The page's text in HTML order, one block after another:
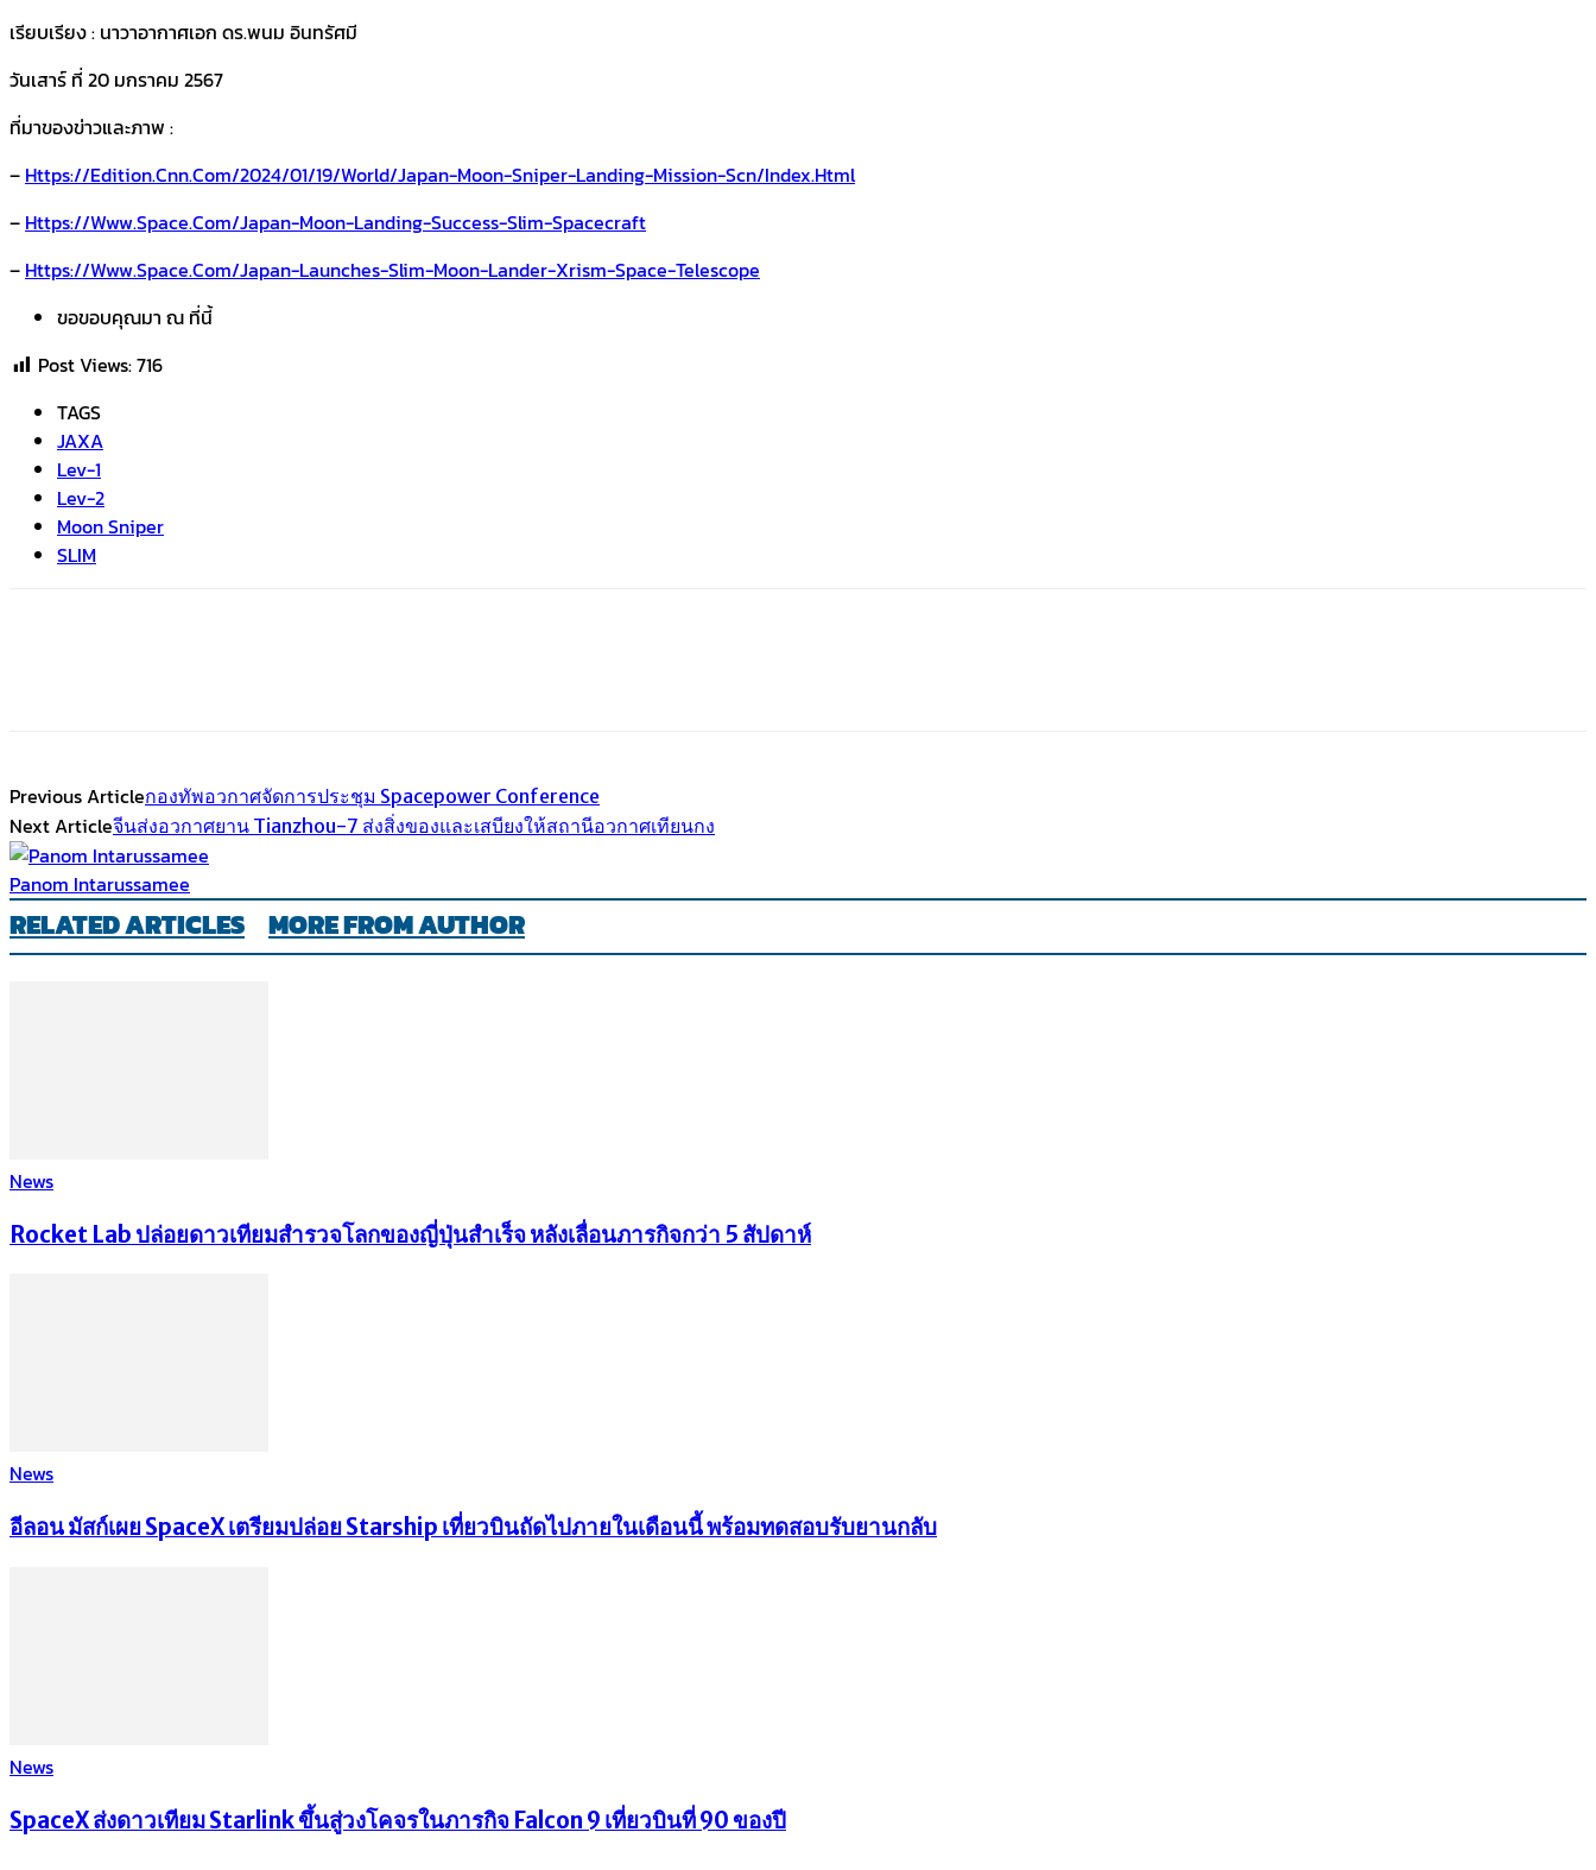
เรียบเรียง : นาวาอากาศเอก ดร.พนม อินทรัศมี
วันเสาร์ ที่ 20 มกราคม 2567
ที่มาของข่าวและภาพ :
– Https://edition.cnn.com/2024/01/19/world/japan-Moon-Sniper-Landing-Mission-Scn/index.html
– Https://www.space.com/japan-Moon-Landing-Success-Slim-Spacecraft
– Https://www.space.com/japan-Launches-Slim-Moon-Lander-Xrism-Space-Telescope
ขอขอบคุณมา ณ ที่นี้
Post Views:716
TAGS
JAXA
Lev-1
Lev-2
Moon Sniper
SLIM
Previous Articleกองทัพอวกาศจัดการประชุม Spacepower Conference
Next Articleจีนส่งอวกาศยาน Tianzhou-7 ส่งสิ่งของและเสบียงให้สถานีอวกาศเทียนกง
Panom Intarussamee
RELATED ARTICLES MORE FROM AUTHOR
News
Rocket Lab ปล่อยดาวเทียมสำรวจโลกของญี่ปุ่นสำเร็จ หลังเลื่อนภารกิจกว่า 5 สัปดาห์
News
อีลอน มัสก์เผย SpaceX เตรียมปล่อย Starship เที่ยวบินถัดไปภายในเดือนนี้ พร้อมทดสอบรับยานกลับ
News
SpaceX ส่งดาวเทียม Starlink ขึ้นสู่วงโคจรในภารกิจ Falcon 9 เที่ยวบินที่ 90 ของปี